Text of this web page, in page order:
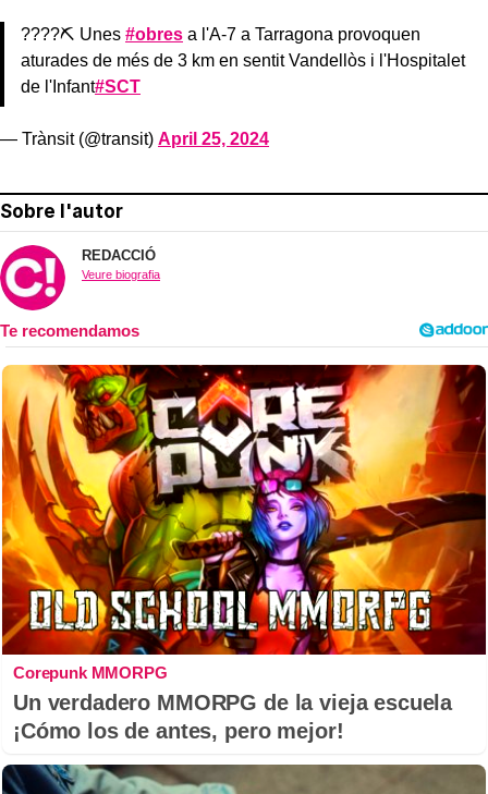
????⛏ Unes #obres a l'A-7 a Tarragona provoquen
aturades de més de 3 km en sentit Vandellòs i l'Hospitalet
de l'Infant#SCT
— Trànsit (@transit) April 25, 2024
Sobre l'autor
REDACCIÓ
Veure biografia
Corepunk MMORPG
Un verdadero MMORPG de la vieja escuela
¡Cómo los de antes, pero mejor!